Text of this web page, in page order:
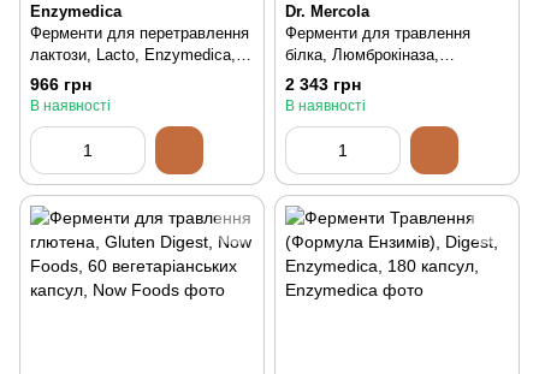
Enzymedica
Ферменти для перетравлення
лактози, Lacto, Enzymedica,
30 капсул, 30 шт
966 грн
В наявності
Dr. Mercola
Ферменти для травлення
білка, Люмброкіназа,
Lumbrokinase Enzymes, Dr.
Mercola, 30 капсул, 30 шт
2 343 грн
В наявності